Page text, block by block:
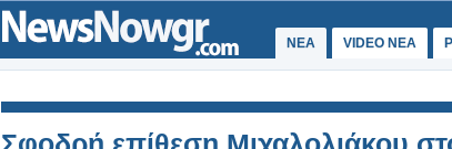
ΝΕΑ VIDEO NEA